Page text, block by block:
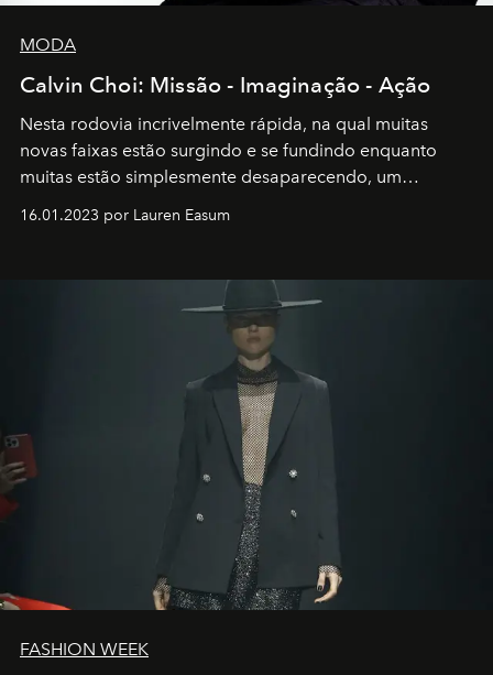
MODA
Calvin Choi: Missão - Imaginação - Ação
Nesta rodovia incrivelmente rápida, na qual muitas
novas faixas estão surgindo e se fundindo enquanto
muitas estão simplesmente desaparecendo, um
transportador AMTD abrindo caminho para muitos
por propósitos, com um claro senso de missão na vida e
16.01.2023 por Lauren Easum
FASHION WEEK